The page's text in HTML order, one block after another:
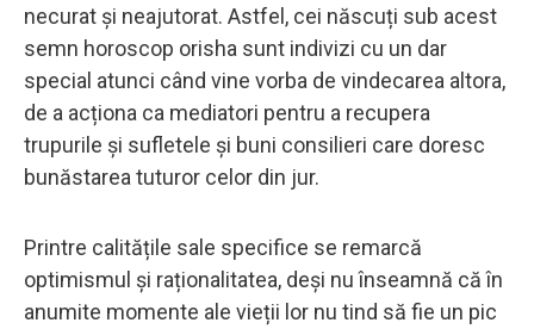
necurat și neajutorat. Astfel, cei născuți sub acest
semn horoscop orisha sunt indivizi cu un dar
special atunci când vine vorba de vindecarea altora,
de a acționa ca mediatori pentru a recupera
trupurile și sufletele și buni consilieri care doresc
bunăstarea tuturor celor din jur.
Printre calitățile sale specifice se remarcă
optimismul și raționalitatea, deși nu înseamnă că în
anumite momente ale vieții lor nu tind să fie un pic